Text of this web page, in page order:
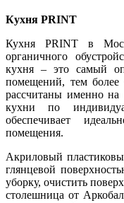
Кухня PRINT
КухняPRINT в
органичного
кухня – это самый
помещений, тем более
рассчитаны именно
кухни по
обеспечивает
помещения.
Акриловый
глянцевой
уборку, очистить
столешница от